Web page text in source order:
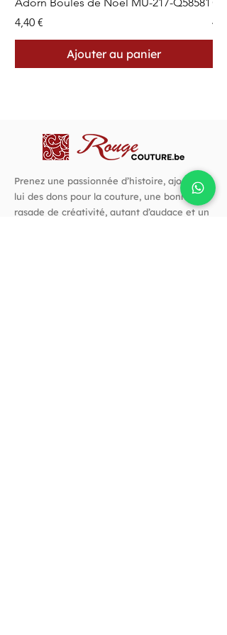
Prix
4,40 €
Ajouter au panier
Prix
Prenez une passionnée d’histoire, ajoutez-
lui des dons pour la couture, une bonne
rasade de créativité, autant d’audace et un